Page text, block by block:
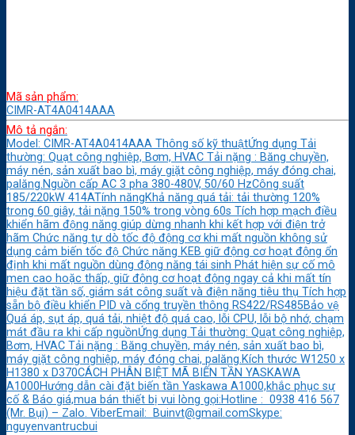
Mã sản phẩm:
CIMR-AT4A0414AAA
Mô tả ngắn:
Model: CIMR-AT4A0414AAA Thông số kỹ thuậtỨng dụng Tải
thường: Quạt công nghiệp, Bơm, HVAC Tải nặng : Băng chuyền,
máy nén, sản xuất bao bì, máy giặt công nghiệp, máy đóng chai,
palăng.Nguồn cấp AC 3 pha 380-480V, 50/60 HzCông suất
185/220kW 414ATính năngKhả năng quá tải: tải thường 120%
trong 60 giây, tải nặng 150% trong vòng 60s Tích hợp mạch điều
khiển hãm động năng giúp dừng nhanh khi kết hợp với điện trở
hãm Chức năng tự dò tốc độ động cơ khi mất nguồn không sử
dụng cảm biến tốc độ Chức năng KEB giữ động cơ hoạt động ổn
định khi mất nguồn dùng động năng tái sinh Phát hiện sự cố mô
men cao hoặc thấp, giữ động cơ hoạt động ngay cả khi mất tín
hiệu đặt tần số, giám sát công suất và điện năng tiêu thụ Tích hợp
sẵn bộ điều khiển PID và cổng truyền thông RS422/RS485Bảo vệ
Quá áp, sụt áp, quá tải, nhiệt độ quá cao, lỗi CPU, lỗi bộ nhớ, chạm
mát đầu ra khi cấp nguồnỨng dụng Tải thường: Quạt công nghiệp,
Bơm, HVAC Tải nặng : Băng chuyền, máy nén, sản xuất bao bì,
máy giặt công nghiệp, máy đóng chai, palăng.Kích thước W1250 x
H1380 x D370CÁCH PHÂN BIỆT MÃ BIẾN TẦN YASKAWA
A1000Hướng dẫn cài đặt biến tần Yaskawa A1000,khắc phục sự
cố & Báo giá,mua bán thiết bị vui lòng gọi:Hotline : 0938 416 567
(Mr. Bụi) – Zalo. ViberEmail: Buinvt@gmail.comSkype:
nguyenvantrucbui